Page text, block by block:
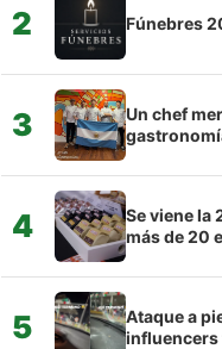
2 Fúnebres
3
Un chef
4
Se viene la
más de 20
5
Ataque a
influencers